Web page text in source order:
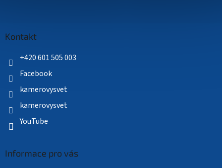
Kontakt
+420 601 505 003
Facebook
kamerovysvet
kamerovysvet
YouTube
Informace pro vás